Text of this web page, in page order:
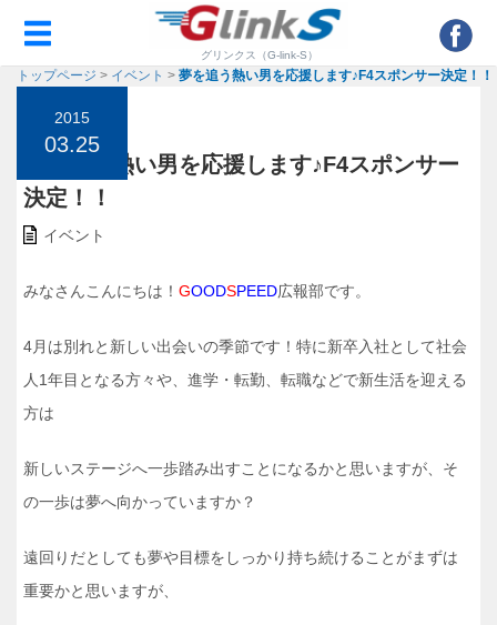
グリンクス（G-link-S）
トップページ > イベント > 夢を追う熱い男を応援します♪F4スポンサー決定！！
2015
03.25
夢を追う熱い男を応援します♪F4スポンサー
決定！！
イベント
みなさんこんにちは！GOODSPEED広報部です。
4月は別れと新しい出会いの季節です！特に新卒入社として社会
人1年目となる方々や、進学・転勤、転職などで新生活を迎える
方は
新しいステージへ一歩踏み出すことになるかと思いますが、そ
の一歩は夢へ向かっていますか？
遠回りだとしても夢や目標をしっかり持ち続けることがまずは
重要かと思いますが、